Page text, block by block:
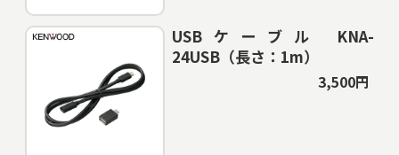
USBケーブル KNA-
24USB（長さ：1m）
3,500円